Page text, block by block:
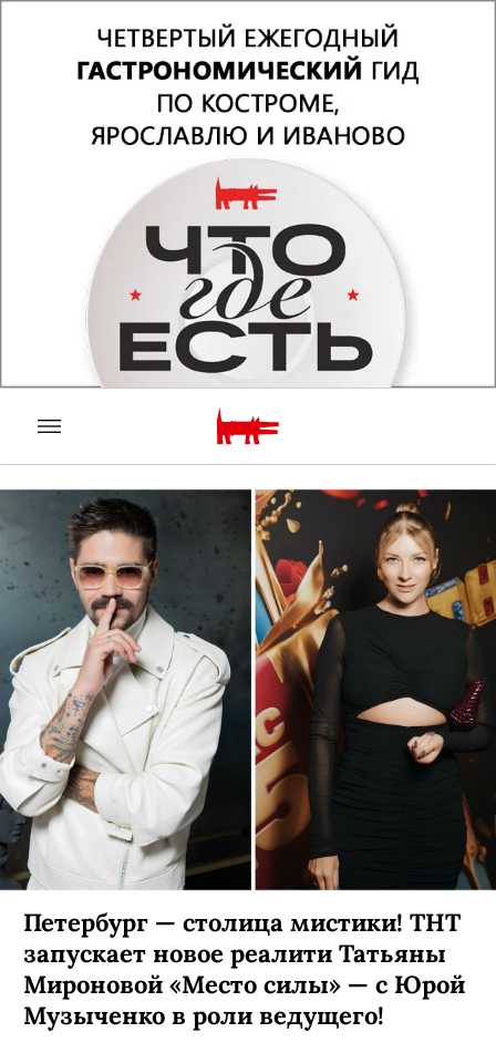
Петербург — столица мистики! ТНТ
запускает новое реалити Татьяны
Мироновой «Место силы» — с Юрой
Музыченко в роли ведущего!